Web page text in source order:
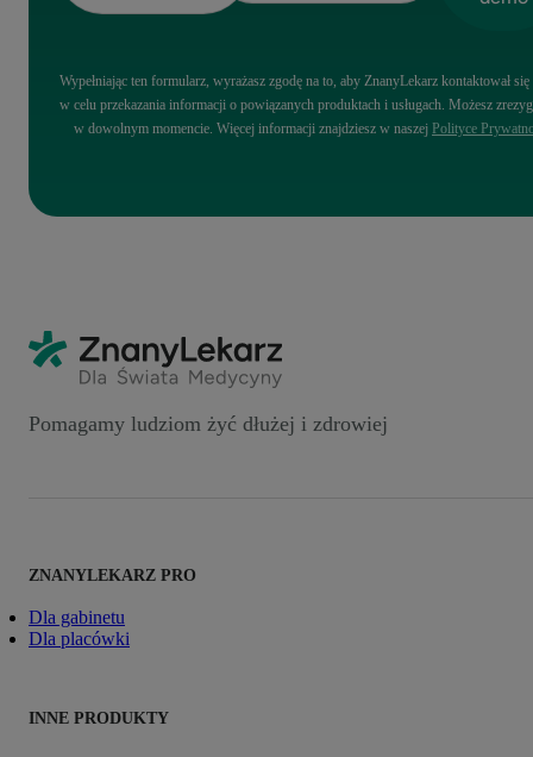
Wypełniając ten formularz, wyrażasz zgodę na to, aby ZnanyLekarz kontaktował się
w celu przekazania informacji o powiązanych produktach i usługach. Możesz
w dowolnym momencie. Więcej informacji znajdziesz w naszej Polityce
Pomagamy ludziom żyć dłużej i zdrowiej
ZNANYLEKARZ PRO
Dla gabinetu
Dla placówki
INNE PRODUKTY